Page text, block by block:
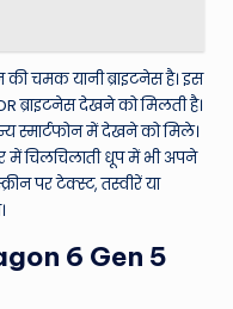
चमक यानी ब्राइटनेस है। इस
ब्राइटनेस देखने को मिलती है।
स्मार्टफोन में देखने को मिले।
में चिलचिलाती धूप में भी अपने
पर टेक्स्ट, तस्वीरें या
6 Gen 5